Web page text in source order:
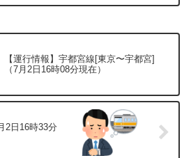
【運行情報】宇都宮線[東京〜宇都宮]
（7月2日16時08分現在）
2日16時33分